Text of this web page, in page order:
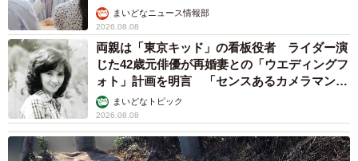
まいどなニュース情報部
2026.08.08
両親は「東京キッド」の看板役者 ライダー演
じた42歳元俳優が再婚妻との「ウエディングフ
ォト」計画を明言 「センスあるカメラマン求
む」まいどなトピック
2026.08.08